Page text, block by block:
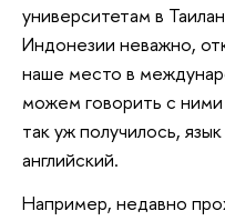
университетам в
Индонезии неважно,
наше место в
можем говорить с
так уж получилось,
английский.
Например, недавно